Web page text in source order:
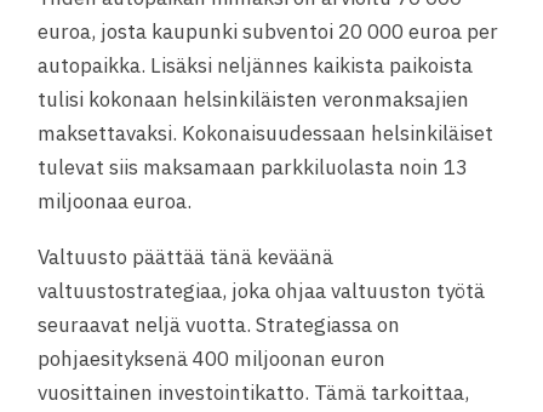
euroa, josta kaupunki subventoi 20 000 euroa per
autopaikka. Lisäksi neljännes kaikista paikoista
tulisi kokonaan helsinkiläisten veronmaksajien
maksettavaksi. Kokonaisuudessaan helsinkiläiset
tulevat siis maksamaan parkkiluolasta noin 13
miljoonaa euroa.
Valtuusto päättää tänä keväänä
valtuustostrategiaa, joka ohjaa valtuuston työtä
seuraavat neljä vuotta. Strategiassa on
pohjaesityksenä 400 miljoonan euron
vuosittainen investointikatto. Tämä tarkoittaa,